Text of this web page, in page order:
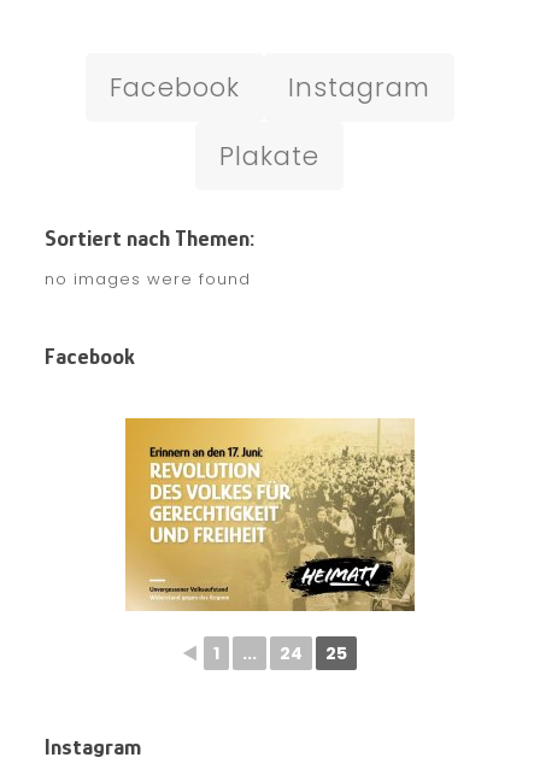
Facebook
Instagram
Plakate
Sortiert nach Themen:
no images were found
Facebook
◄ 1 ... 24 25
Instagram